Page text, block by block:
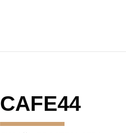
CAFE44